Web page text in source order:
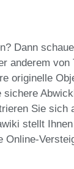
Dann
anderem von
originelle
Sie sich
stellt
Online-